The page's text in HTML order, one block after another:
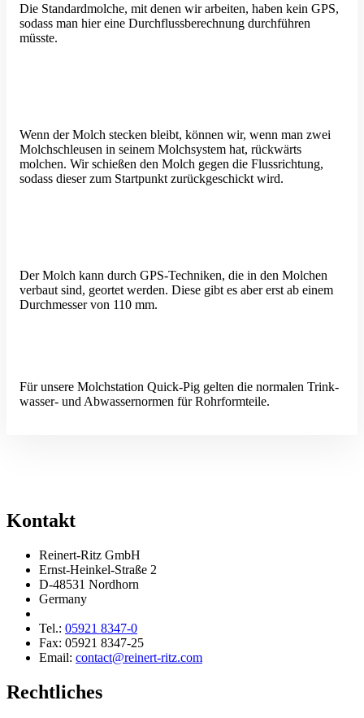
Die Standard­molche, mit denen wir arbeiten, haben kein GPS,
sodass man hier eine Durch­fluss­be­rechnung durch­führen
müsste.
Wenn der Molch stecken bleibt, können wir, wenn man zwei
Molch­schleusen in seinem Molch­system hat, rückwärts
molchen. Wir schießen den Molch gegen die Fluss­richtung,
sodass dieser zum Start­punkt zurück­ge­schickt wird.
Der Molch kann durch GPS-Techniken, die in den Molchen
verbaut sind, geortet werden. Diese gibt es aber erst ab einem
Durch­messer von 110 mm.
Für unsere Molch­station Quick-Pig gelten die normalen Trink­
wasser- und Abwas­ser­normen für Rohrformteile.
Kontakt
Reinert-Ritz GmbH
Ernst-Heinkel-Straße 2
D-48531 Nordhorn
Germany
Tel.: 05921 8347-0
Fax: 05921 8347-25
Email: contact@reinert-ritz.com
Rechtliches